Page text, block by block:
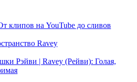
клипов на YouTube до сливов
Ravey
Рэйви | Ravey (Рейви): Голая,